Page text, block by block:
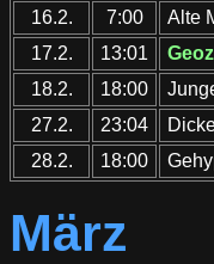
16.2.
7:00
Alte
17.2.
13:01
18.2.
18:00
27.2.
23:04
28.2.
18:00
März